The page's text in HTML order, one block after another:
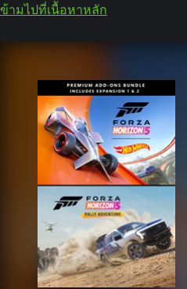
ข้ามไปที่เนื้อหาหลัก